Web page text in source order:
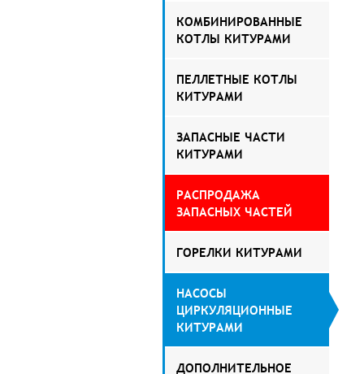
КОМБИНИРОВАННЫЕ
КОТЛЫ КИТУРАМИ
ПЕЛЛЕТНЫЕ КОТЛЫ
КИТУРАМИ
ЗАПАСНЫЕ ЧАСТИ
КИТУРАМИ
РАСПРОДАЖА
ЗАПАСНЫХ ЧАСТЕЙ
ГОРЕЛКИ КИТУРАМИ
НАСОСЫ
ЦИРКУЛЯЦИОННЫЕ
КИТУРАМИ
ДОПОЛНИТЕЛЬНОЕ